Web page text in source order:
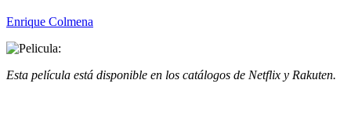
Enrique Colmena
Esta película está disponible en los catálogos de Netflix y Rakuten.